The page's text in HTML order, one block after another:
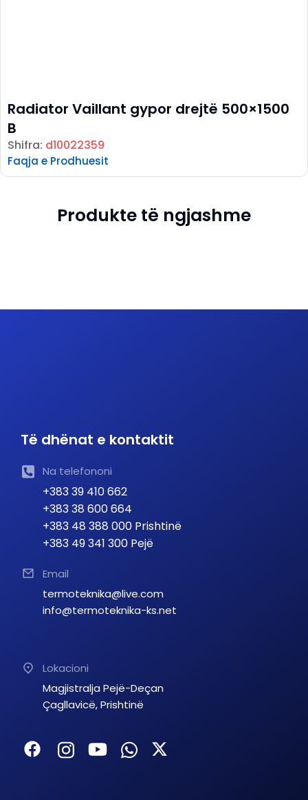
Radiator Vaillant gypor drejtë 500×1500
B
Shifra: d10022359
Faqja e Prodhuesit
Produkte të ngjashme
Të dhënat e kontaktit
Na telefononi
+383 39 410 662
+383 38 600 664
+383 48 388 000 Prishtinë
+383 49 341 300 Pejë
Email
termoteknika@live.com
info@termoteknika-ks.net
Lokacioni
Magjistralja Pejë-Deçan
Çagllavicë, Prishtinë